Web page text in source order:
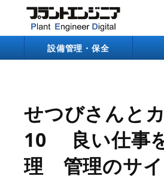
設備管理・保全
bool(true)
せつびさんと
10 良い仕事
理 管理のサイ